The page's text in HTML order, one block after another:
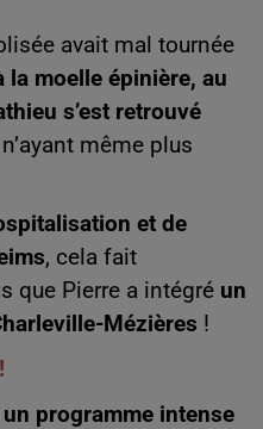
avait mal tournée
la moelle épinière, au
s’est retrouvé
même plus
et de
, cela fait
que Pierre a intégré un
Mézières !
programme intense